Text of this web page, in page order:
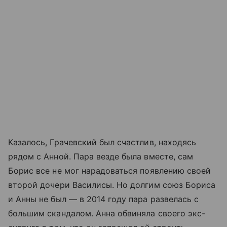
Казалось, Грачевский был счастлив, находясь
рядом с Анной. Пара везде была вместе, сам
Борис все не мог нарадоваться появлению своей
второй дочери Василисы. Но долгим союз Бориса
и Анны не был — в 2014 году пара развелась с
большим скандалом. Анна обвиняла своего экс-